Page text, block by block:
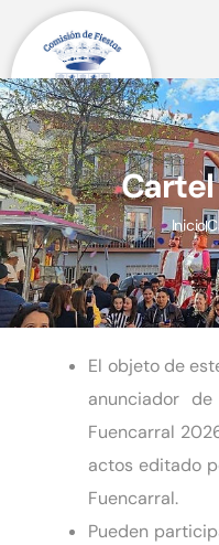
Cartel de
Inicio
El objeto de
anunciador
Fuencarral
actos editado
Fuencarral.
Pueden